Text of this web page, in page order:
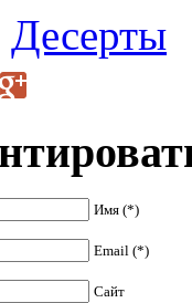
Десерты
Имя (*)
Email (*)
Сайт